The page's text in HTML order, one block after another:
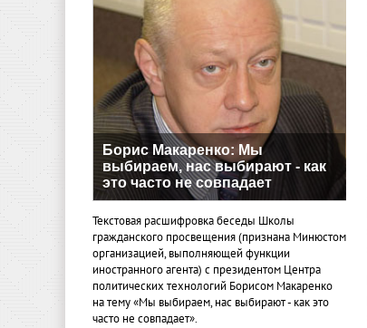
Борис Макаренко: Мы
выбираем, нас выбирают - как
это часто не совпадает
Текстовая расшифровка беседы Школы
гражданского просвещения (признана Минюстом
организацией, выполняющей функции
иностранного агента) с президентом Центра
политических технологий Борисом Макаренко
на тему «Мы выбираем, нас выбирают - как это
часто не совпадает».